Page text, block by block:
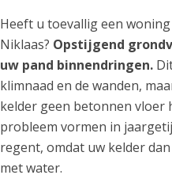
Heeft u toevallig een
Niklaas? Opstijgend
uw pand binnendringen.
klimnaad en de wanden,
kelder geen betonnen vloer
probleem vormen in
regent, omdat uw kelder
met water.